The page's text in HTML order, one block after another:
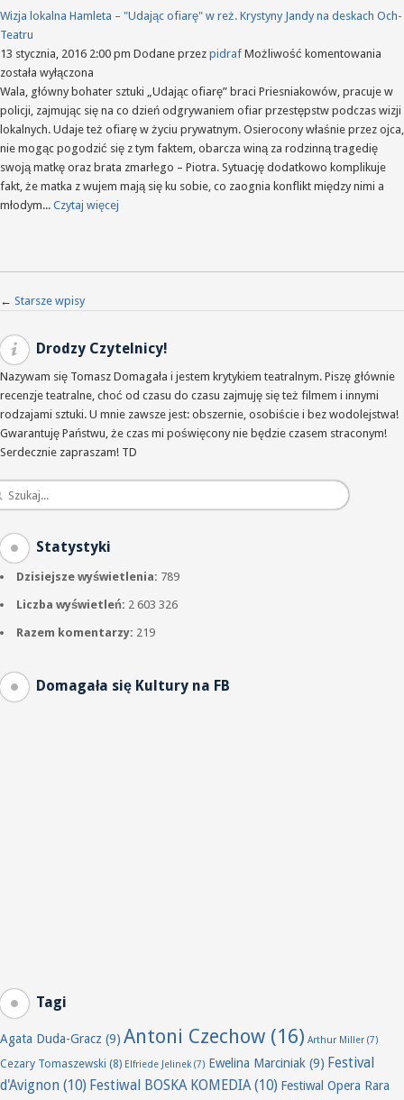
Wizja lokalna Hamleta – "Udając ofiarę" w reż. Krystyny Jandy na deskach Och-
Teatru
13 stycznia, 2016 2:00 pm Dodane przez pidraf Możliwość komentowania
–
w
reż.
została wyłączona
Wala, główny bohater sztuki „Udając ofiarę” braci Priesniakowów, pracuje w
policji, zajmując się na co dzień odgrywaniem ofiar przestępstw podczas wizji
lokalnych. Udaje też ofiarę w życiu prywatnym. Osierocony właśnie przez ojca,
nie mogąc pogodzić się z tym faktem, obarcza winą za rodzinną tragedię
swoją matkę oraz brata zmarłego – Piotra. Sytuację dodatkowo komplikuje
fakt, że matka z wujem mają się ku sobie, co zaognia konflikt między nimi a
młodym... Czytaj więcej
Nawigacja po wpisach
← Starsze wpisy
Drodzy Czytelnicy!
Nazywam się Tomasz Domagała i jestem krytykiem teatralnym. Piszę głównie
recenzje teatralne, choć od czasu do czasu zajmuję się też filmem i innymi
rodzajami sztuki. U mnie zawsze jest: obszernie, osobiście i bez wodolejstwa!
Gwarantuję Państwu, że czas mi poświęcony nie będzie czasem straconym!
Serdecznie zapraszam! TD
Statystyki
Dzisiejsze wyświetlenia: 789
Liczba wyświetleń: 2 603 326
Razem komentarzy: 219
Domagała się Kultury na FB
Tagi
Agata Duda-Gracz (9) Antoni Czechow (16) Arthur Miller (7)
Cezary Tomaszewski (8) Elfriede Jelinek(7) Ewelina Marciniak (9) Festival
d'Avignon (10) Festiwal BOSKA KOMEDIA(10) Festiwal Opera Rara